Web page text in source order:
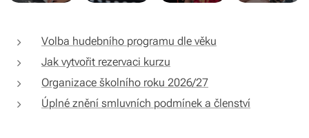
Volba hudebního programu dle věku
Jak vytvořit rezervaci kurzu
Organizace školního roku 2026/27
Úplné znění smluvních podmínek a členství